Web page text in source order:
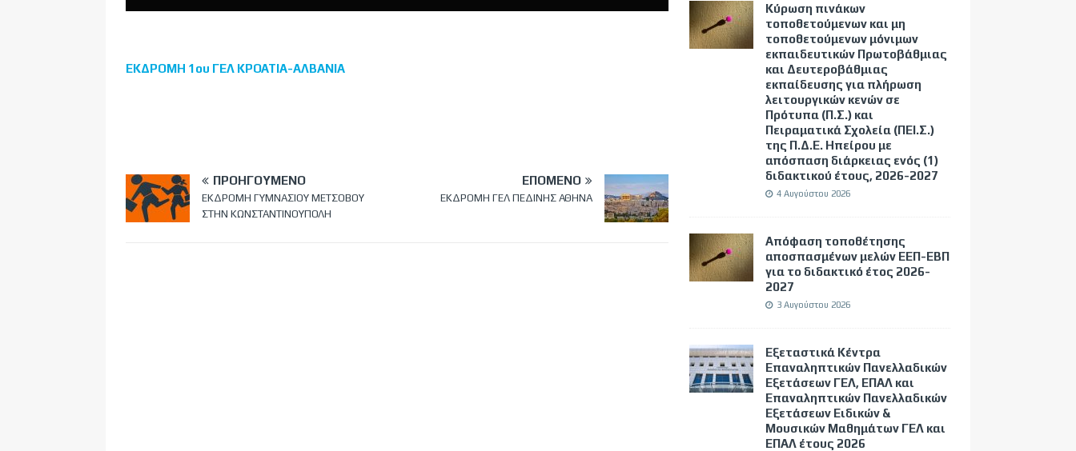
ΕΚΔΡΟΜΗ 1ου ΓΕΛ ΚΡΟΑΤΙΑ-ΑΛΒΑΝΙΑ
ΠΡΟΗΓΟΎΜΕΝΟ
ΕΚΔΡΟΜΗ ΓΥΜΝΑΣΙΟΥ ΜΕΤΣΟΒΟΥ
ΣΤΗΝ ΚΩΝΣΤΑΝΤΙΝΟΥΠΟΛΗ
ΕΠΌΜΕΝΟ
ΕΚΔΡΟΜΗ ΓΕΛ ΠΕΔΙΝΗΣ ΑΘΗΝΑ
Κύρωση πινάκων
τοποθετούμενων και μη
τοποθετούμενων μόνιμων
εκπαιδευτικών Πρωτοβάθμιας
και Δευτεροβάθμιας
εκπαίδευσης για πλήρωση
λειτουργικών κενών σε
Πρότυπα (Π.Σ.) και
Πειραματικά Σχολεία (ΠΕΙ.Σ.)
της Π.Δ.Ε. Ηπείρου με
απόσπαση διάρκειας ενός (1)
διδακτικού έτους, 2026-2027
4 Αυγούστου 2026
Απόφαση τοποθέτησης
αποσπασμένων μελών ΕΕΠ-ΕΒΠ
για το διδακτικό έτος 2026-
2027
3 Αυγούστου 2026
Εξεταστικά Κέντρα
Επαναληπτικών Πανελλαδικών
Εξετάσεων ΓΕΛ, ΕΠΑΛ και
Επαναληπτικών Πανελλαδικών
Εξετάσεων Ειδικών &
Μουσικών Μαθημάτων ΓΕΛ και
ΕΠΑΛ έτους 2026